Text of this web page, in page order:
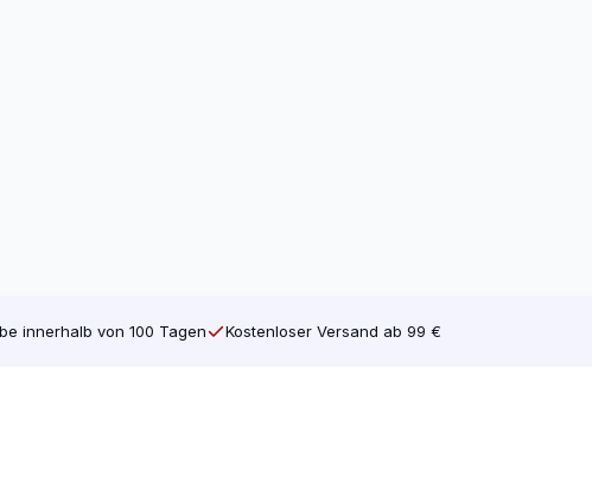
innerhalb von 100 Tagen Kostenloser Versand ab 99 €